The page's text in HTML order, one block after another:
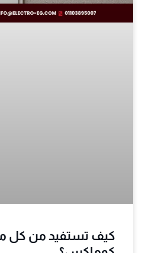
كيف تستفيد من كل